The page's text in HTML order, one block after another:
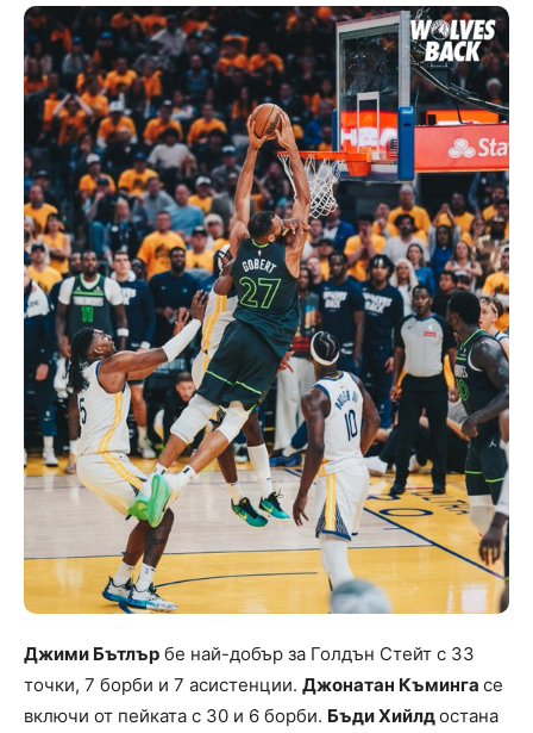
Джими Бътлър бе най-добър за Голдън Стейт с 33
точки, 7 борби и 7 асистенции. Джонатан Къминга се
включи от пейката с 30 и 6 борби. Бъди Хийлдостана